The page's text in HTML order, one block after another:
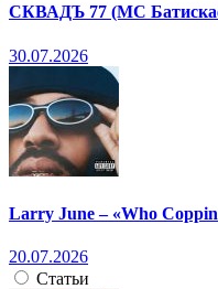
СКВАДЪ 77 (МС
30.07.2026
Larry June – «Who
20.07.2026
Статьи